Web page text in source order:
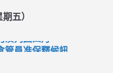
五）
漢判囚四月
管員准保釋候訊
達斯挫車路士